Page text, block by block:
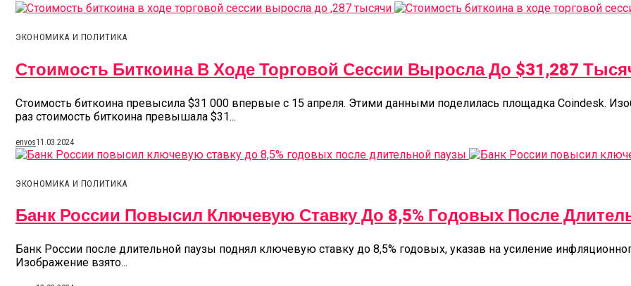
ЭКОНОМИКА И ПОЛИТИКА
Стоимость Биткоина В Ходе Торговой Сессии Выросла До $31,287
Стоимость биткоина превысила $31 000 впервые с 15 апреля. Этими данными поделилась площадка Coindesk.
раз стоимость биткоина превышала $31...
envos11.03.2024
ЭКОНОМИКА И ПОЛИТИКА
Банк России Повысил Ключевую Ставку До 8,5% Годовых После
Банк России после длительной паузы поднял ключевую ставку до 8,5% годовых, указав на усиление
Изображение взято...